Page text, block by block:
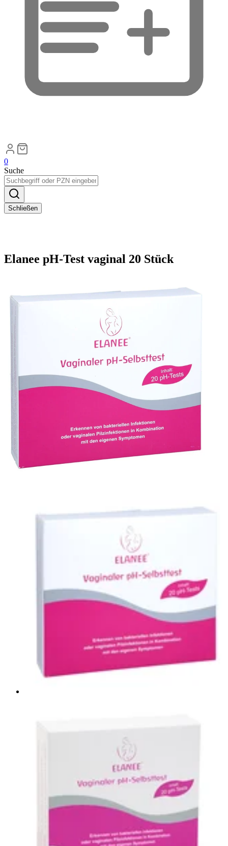
0
Suche
Schließen
Elanee pH-Test vaginal 20 Stück